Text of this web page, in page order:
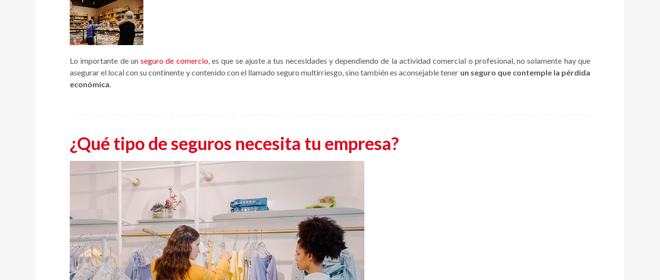
Lo importante de unseguro de comercio, es que se ajuste a tus necesidades y dependiendo de la actividad comercial o profesional, no solamente hay que
asegurar el local con su continente y contenido con el llamado seguro multirriesgo, sino también es aconsejable tener un seguro que contemple la pérdida
económica.
¿Qué tipo de seguros necesita tu empresa?